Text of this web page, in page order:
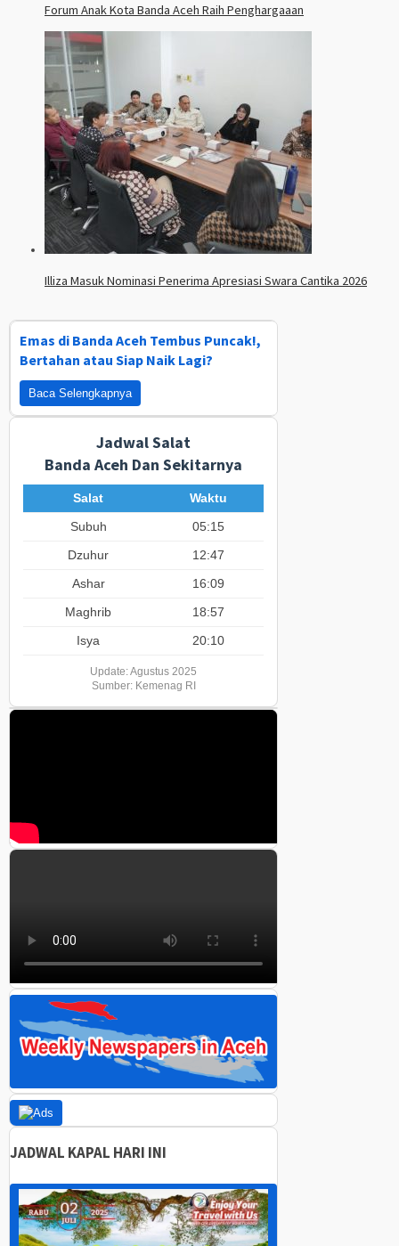
Forum Anak Kota Banda Aceh Raih Penghargaaan
Illiza Masuk Nominasi Penerima Apresiasi Swara Cantika 2026
Emas di Banda Aceh Tembus Puncak!,
Bertahan atau Siap Naik Lagi?
Baca Selengkapnya
Jadwal Salat
Banda Aceh Dan Sekitarnya
Salat
Waktu
Subuh
05:15
Dzuhur
12:47
Ashar
16:09
Maghrib
18:57
Isya
20:10
Update: Agustus 2025
Sumber: Kemenag RI
JADWAL KAPAL HARI INI